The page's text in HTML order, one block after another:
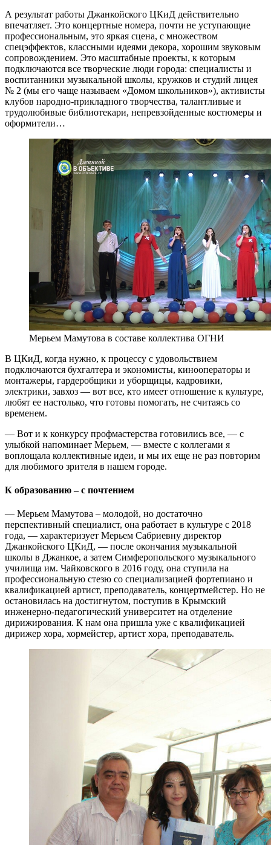
А результат работы Джанкойского ЦКиД действительно
впечатляет. Это концертные номера, почти не уступающие
профессиональным, это яркая сцена, с множеством
спецэффектов, классными идеями декора, хорошим звуковым
сопровождением. Это масштабные проекты, к которым
подключаются все творческие люди города: специалисты и
воспитанники музыкальной школы, кружков и студий лицея
№ 2 (мы его чаще называем «Домом школьников»), активисты
клубов народно-прикладного творчества, талантливые и
трудолюбивые библиотекари, непревзойденные костюмеры и
оформители…
Мерьем Мамутова в составе коллектива ОГНИ
В ЦКиД, когда нужно, к процессу с удовольствием
подключаются бухгалтера и экономисты, кинооператоры и
монтажеры, гардеробщики и уборщицы, кадровики,
электрики, завхоз — вот все, кто имеет отношение к культуре,
любят ее настолько, что готовы помогать, не считаясь со
временем.
— Вот и к конкурсу профмастерства готовились все, — с
улыбкой напоминает Мерьем, — вместе с коллегами я
воплощала коллективные идеи, и мы их еще не раз повторим
для любимого зрителя в нашем городе.
К образованию – с почтением
— Мерьем Мамутова – молодой, но достаточно
перспективный специалист, она работает в культуре с 2018
года, — характеризует Мерьем Сабриевну директор
Джанкойского ЦКиД, — после окончания музыкальной
школы в Джанкое, а затем Симферопольского музыкального
училища им. Чайковского в 2016 году, она ступила на
профессиональную стезю со специализацией фортепиано и
квалификацией артист, преподаватель, концертмейстер. Но не
остановилась на достигнутом, поступив в Крымский
инженерно-педагогический университет на отделение
дирижирования. К нам она пришла уже с квалификацией
дирижер хора, хормейстер, артист хора, преподаватель.